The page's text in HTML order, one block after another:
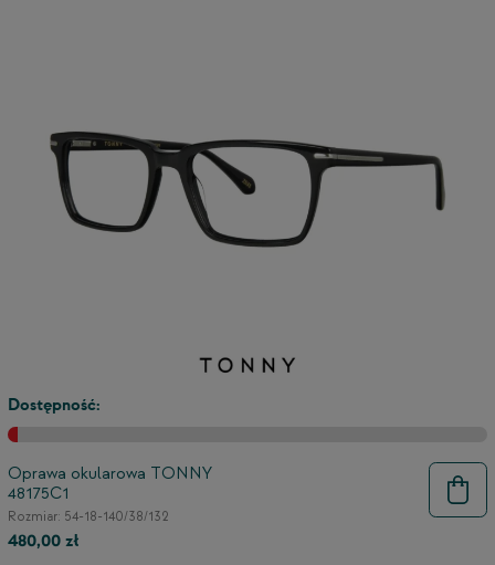
Dostępność:
Oprawa okularowa TONNY
48175C1
Rozmiar: 54-18-140/38/132
480,00 zł